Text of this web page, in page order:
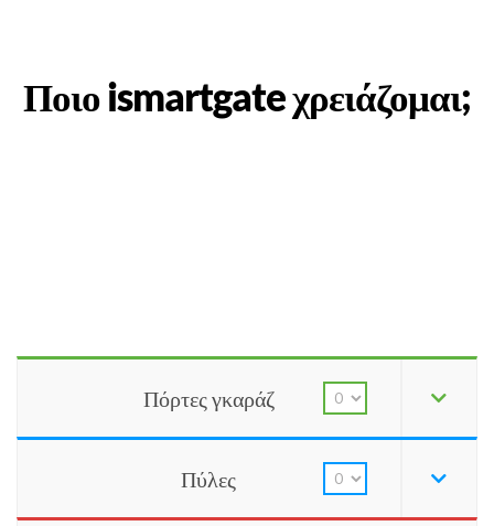
Ποιο ismartgate χρειάζομαι;
Πόρτες γκαράζ
Πύλες